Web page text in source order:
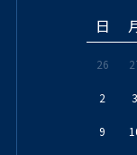
日
26
2 3
9